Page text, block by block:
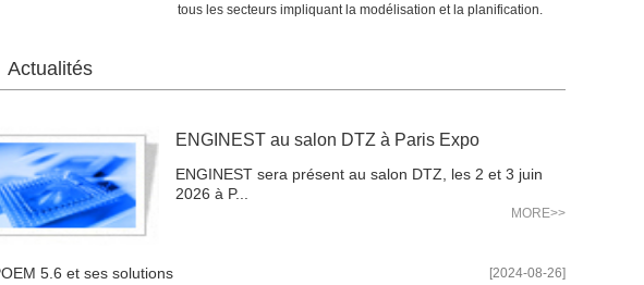
tous les secteurs impliquant la modélisation et la planification.
Actualités
ENGINEST au salon DTZ à Paris Expo
ENGINEST sera présent au salon DTZ, les 2 et 3 juin
2026 à P...
MORE>>
5.6 et ses solutions [2024-08-26]